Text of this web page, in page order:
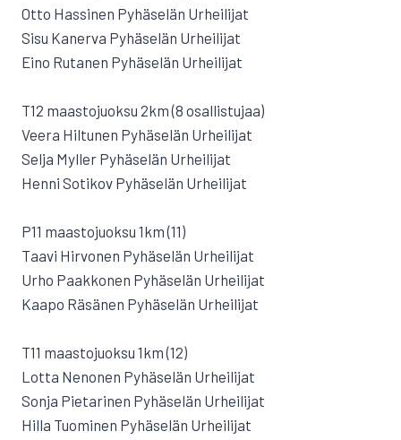
Otto Hassinen Pyhäselän Urheilijat
Sisu Kanerva Pyhäselän Urheilijat
Eino Rutanen Pyhäselän Urheilijat
T12 maastojuoksu 2km (8 osallistujaa)
Veera Hiltunen Pyhäselän Urheilijat
Selja Myller Pyhäselän Urheilijat
Henni Sotikov Pyhäselän Urheilijat
P11 maastojuoksu 1km (11)
Taavi Hirvonen Pyhäselän Urheilijat
Urho Paakkonen Pyhäselän Urheilijat
Kaapo Räsänen Pyhäselän Urheilijat
T11 maastojuoksu 1km (12)
Lotta Nenonen Pyhäselän Urheilijat
Sonja Pietarinen Pyhäselän Urheilijat
Hilla Tuominen Pyhäselän Urheilijat